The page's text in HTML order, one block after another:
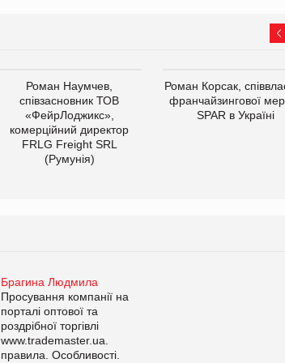
Роман Наумчев,
співзасновник ТОВ
«ФейрЛоджикс»,
комерційний директор
FRLG Freight SRL
(Румунія)
Роман Корсак,
франчайзингової
SPAR в Україні
Брагина Людмила
Просування компанії на
порталі оптової та
роздрібної торгівлі
www.trademaster.ua.
правила. Особливості.